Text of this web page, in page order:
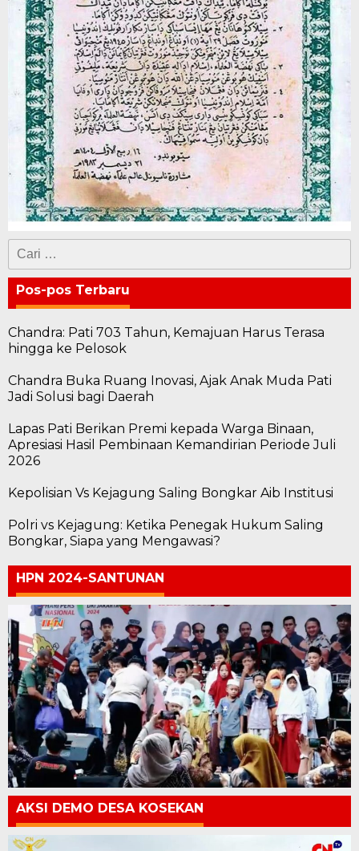
Cari
untuk:
Pos-pos Terbaru
Chandra: Pati 703 Tahun, Kemajuan Harus Terasa
hingga ke Pelosok
Chandra Buka Ruang Inovasi, Ajak Anak Muda Pati
Jadi Solusi bagi Daerah
Lapas Pati Berikan Premi kepada Warga Binaan,
Apresiasi Hasil Pembinaan Kemandirian Periode Juli
2026
Kepolisian Vs Kejagung Saling Bongkar Aib Institusi
Polri vs Kejagung: Ketika Penegak Hukum Saling
Bongkar, Siapa yang Mengawasi?
HPN 2024-SANTUNAN
AKSI DEMO DESA KOSEKAN